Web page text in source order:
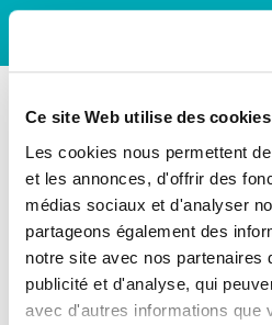
Ce site Web utilise des cookies
Les cookies nous permettent
et les annonces, d'offrir des
médias sociaux et d'analyser
partageons également des
notre site avec nos partenaires
publicité et d'analyse, qui
avec d'autres informations que